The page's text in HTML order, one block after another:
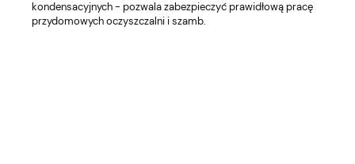
kondensacyjnych - pozwala zabezpieczyć prawidłową pracę
przydomowych oczyszczalni i szamb.